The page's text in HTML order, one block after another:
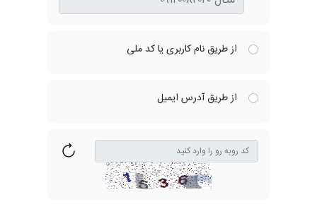
از طریق نام کاربری یا کد ملی
از طریق آدرس ایمیل